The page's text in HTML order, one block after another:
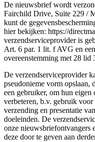
De nieuwsbrief wordt
Fairchild Drive, Suite 229 /
kunt de
hier bekijken: https://
verzendserviceprovider is
Art. 6 par. 1 lit. f AVG en
overeenstemming met 28 lid
De verzendserviceprovider
pseudonieme vorm opslaan,
een gebruiker, om hun eigen
verbeteren, b.v. gebruik
verzending en presentatie
doeleinden. De
onze nieuwsbriefontvangers
deze door te geven aan